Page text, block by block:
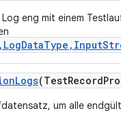
Log eng mit einem
Logs(TestRecord
um alle